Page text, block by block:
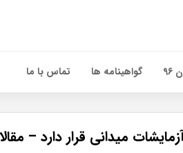
گواهینامه ها تماس با ما